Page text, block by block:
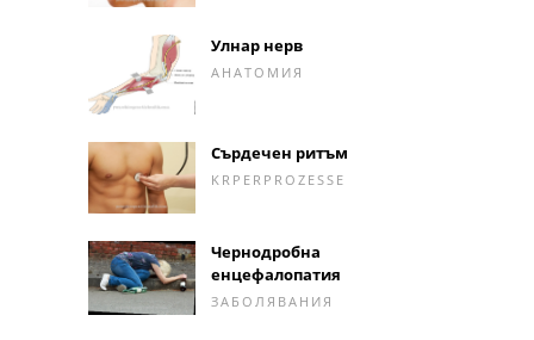
Улнар нерв
АНАТОМИЯ
Сърдечен ритъм
KRPERPROZESSE
Чернодробна
енцефалопатия
ЗАБОЛЯВАНИЯ